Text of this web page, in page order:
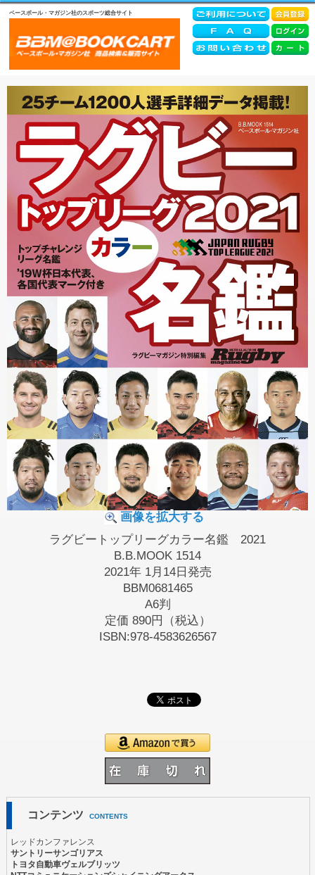
ベースボール・マガジン社のスポーツ総合サイト
画像を拡大する
ラグビートップリーグカラー名鑑 2021
B.B.MOOK 1514
2021年 1月14日発売
BBM0681465
A6判
定価 890円（税込）
ISBN:978-4583626567
コンテンツ CONTENTS
レッドカンファレンス
サントリーサンゴリアス
トヨタ自動車ヴェルブリッツ